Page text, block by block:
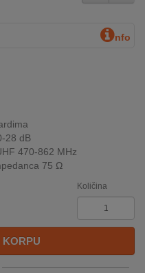
nfo
28 dB
470-862 MHz
75 Ω
Količina
KORPU